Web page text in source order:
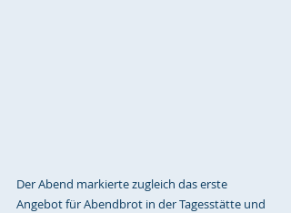
Der Abend markierte zugleich das erste
Angebot für Abendbrot in der Tagesstätte und